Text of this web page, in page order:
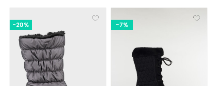
-20% -7%